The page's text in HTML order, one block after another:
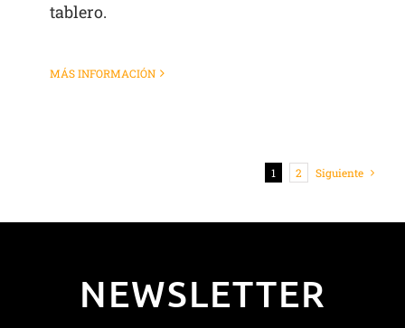
tablero.
MÁS INFORMACIÓN
1 2 Siguiente
NEWSLETTER